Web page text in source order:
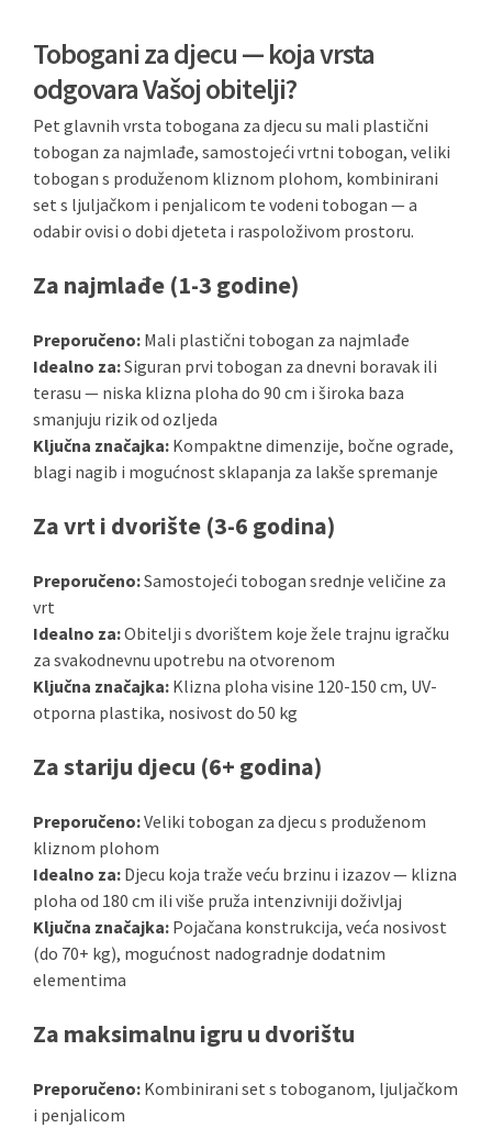
Tobogani za djecu — koja vrsta
odgovara Vašoj obitelji?
Pet glavnih vrsta tobogana za djecu su mali plastični
tobogan za najmlađe, samostojeći vrtni tobogan, veliki
tobogan s produženom kliznom plohom, kombinirani
set s ljuljačkom i penjalicom te vodeni tobogan — a
odabir ovisi o dobi djeteta i raspoloživom prostoru.
Za najmlađe (1-3 godine)
Preporučeno: Mali plastični tobogan za najmlađe
Idealno za:Siguran prvi tobogan za dnevni boravak ili
terasu — niska klizna ploha do 90 cm i široka baza
smanjuju rizik od ozljeda
Ključna značajka: Kompaktne dimenzije, bočne ograde,
blagi nagib i mogućnost sklapanja za lakše spremanje
Za vrt i dvorište (3-6 godina)
Preporučeno:Samostojeći tobogan srednje veličine za
vrt
Idealno za:Obitelji s dvorištem koje žele trajnu igračku
za svakodnevnu upotrebu na otvorenom
Ključna značajka: Klizna ploha visine 120-150 cm, UV-
otporna plastika, nosivost do 50 kg
Za stariju djecu (6+ godina)
Preporučeno:Veliki tobogan za djecu s produženom
kliznom plohom
Idealno za: Djecu koja traže veću brzinu i izazov — klizna
ploha od 180 cm ili više pruža intenzivniji doživljaj
Ključna značajka: Pojačana konstrukcija, veća nosivost
(do 70+ kg), mogućnost nadogradnje dodatnim
elementima
Za maksimalnu igru u dvorištu
Preporučeno: Kombinirani set s toboganom, ljuljačkom
i penjalicom